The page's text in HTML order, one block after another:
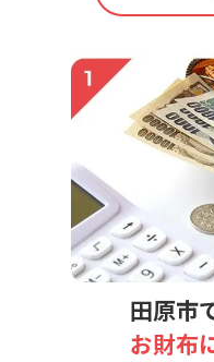
田原市
お財布